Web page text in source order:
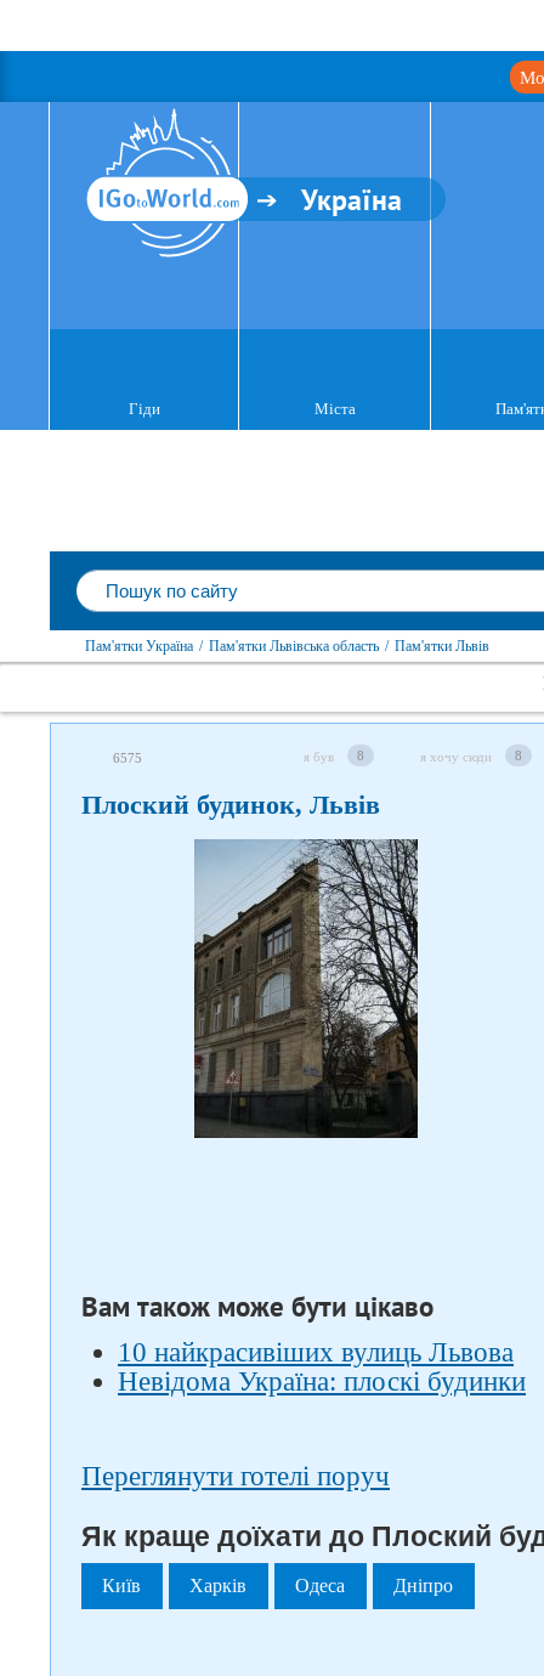
Україна
Гіди Міста
Пам'ятки Україна / Пам'ятки Львівська область / Пам'ятки Львів
6575 я був 8 я хочу сюди 8
Плоский будинок, Львів
Вам також може бути цікаво
10 найкрасивіших вулиць Львова
Невідома Україна: плоскі будинки
Переглянути готелі поруч
Як краще доїхати до Плоский
Київ Харків Одеса Дніпро
Слідкуйте за нами в
соцмережах